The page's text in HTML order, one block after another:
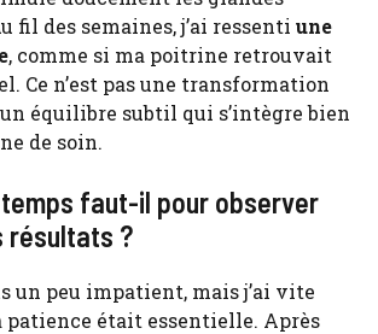
fil des semaines, j’ai ressenti une
, comme si ma poitrine retrouvait
Ce n’est pas une transformation
équilibre subtil qui s’intègre bien
de soin.
temps faut-il pour observer
résultats ?
un peu impatient, mais j’ai vite
patience était essentielle. Après